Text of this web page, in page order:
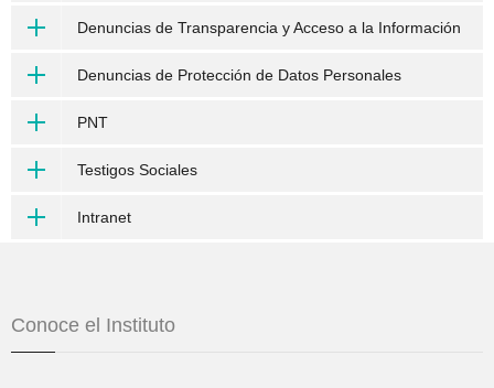
Denuncias de Transparencia y Acceso a la Información
Denuncias de Protección de Datos Personales
PNT
Testigos Sociales
Intranet
Conoce el Instituto